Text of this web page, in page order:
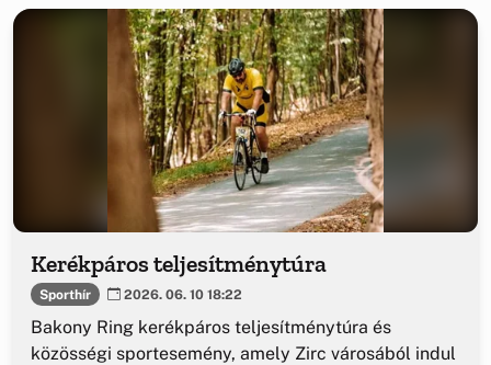
Kerékpáros teljesítménytúra
Sporthír 2026. 06. 10 18:22
Bakony Ring kerékpáros teljesítménytúra és
közösségi sportesemény, amely Zirc városából indul